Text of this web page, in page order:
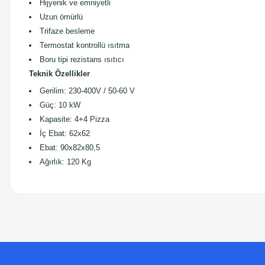
Hijyenik ve emniyetli
Uzun ömürlü
Trifaze besleme
Termostat kontrollü ısıtma
Boru tipi rezistans ısıtıcı
Teknik Özellikler
Gerilim: 230-400V / 50-60 V
Güç: 10 kW
Kapasite: 4+4 Pizza
İç Ebat: 62x62
Ebat: 90x82x80,5
Ağırlık: 120 Kg